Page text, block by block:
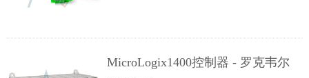
MicroLogix1400控制器 - 罗克韦尔